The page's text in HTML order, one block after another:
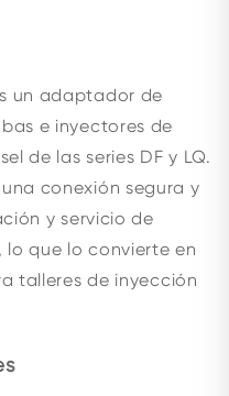
un adaptador de
e inyectores de
de las series DF y LQ.
conexión segura y
y servicio de
lo que lo convierte en
talleres de inyección